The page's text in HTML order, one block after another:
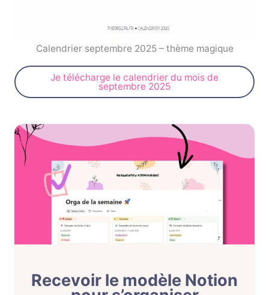
Calendrier septembre 2025 – thème magique
Je télécharge le calendrier du mois de
septembre 2025
Recevoir le modèle Notion